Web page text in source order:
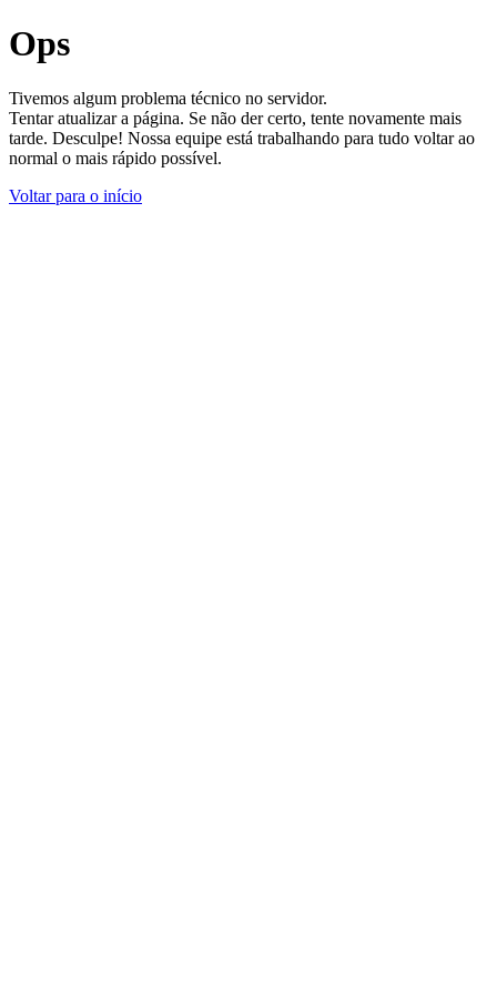
Ops
Tivemos algum problema técnico no servidor.
Tentar atualizar a página. Se não der certo, tente novamente mais
tarde. Desculpe! Nossa equipe está trabalhando para tudo voltar ao
normal o mais rápido possível.
Voltar para o início